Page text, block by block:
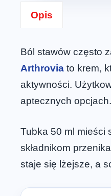
Opis
Ból stawów często
Arthrovia to krem,
aktywności.
aptecznych opcjach.
Tubka 50 ml mieści
składnikom
staje się lżejsze, a